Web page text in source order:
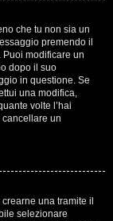
che tu non sia un
premendo il
modificare un
dopo il suo
in questione. Se
una modifica,
volte l’hai
un
una tramite il
selezionare